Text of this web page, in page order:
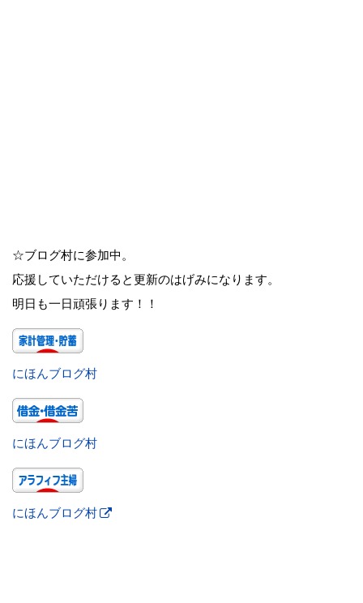
☆ブログ村に参加中。
応援していただけると更新のはげみになります。
明日も一日頑張ります！！
にほんブログ村
にほんブログ村
にほんブログ村